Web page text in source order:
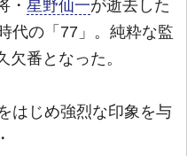
・ 星野仙一が逝去した
代の「77」。純粋な監
番となった。
はじめ強烈な印象を与